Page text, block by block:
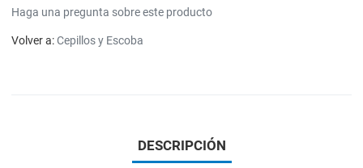
Haga una pregunta sobre este producto
Volver a:Cepillos y Escoba
DESCRIPCIÓN